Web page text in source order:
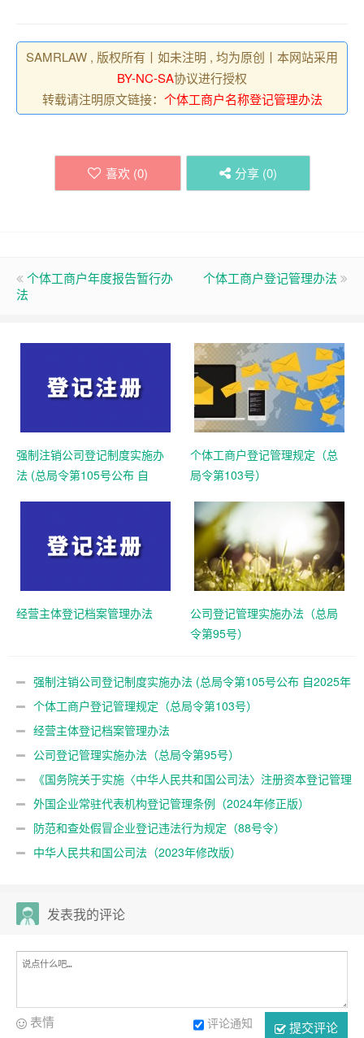
SAMRLAW , 版权所有丨如未注明 , 均为原创丨本网站采用
BY-NC-SA协议进行授权
转载请注明原文链接： 个体工商户名称登记管理办法
喜欢 (0) 分享 (0)
个体工商户年度报告暂行办
法
个体工商户登记管理办法
强制注销公司登记制度实施办
法 (总局令第105号公布 自
个体工商户登记管理规定（总
局令第103号）
经营主体登记档案管理办法
公司登记管理实施办法（总局
令第95号）
强制注销公司登记制度实施办法 (总局令第105号公布 自2025年
10月10日起施行)
个体工商户登记管理规定（总局令第103号）
经营主体登记档案管理办法
公司登记管理实施办法（总局令第95号）
《国务院关于实施〈中华人民共和国公司法〉注册资本登记管理
制度的规定》（国务院令第784号）
外国企业常驻代表机构登记管理条例（2024年修正版）
防范和查处假冒企业登记违法行为规定（88号令）
中华人民共和国公司法（2023年修改版）
发表我的评论
提交评论
评论通知
表情